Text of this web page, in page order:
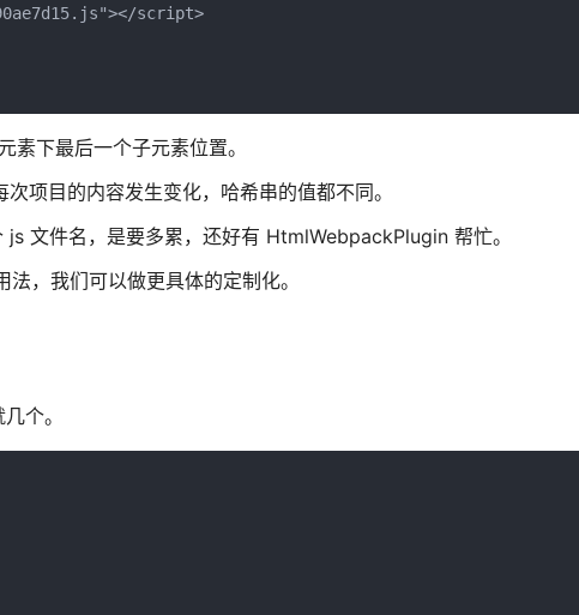
script>
下最后一个子元素位置。
项目的内容发生变化，哈希串的值都不同。
文件名，是要多累，还好有 HtmlWebpackPlugin 帮忙。
，我们可以做更具体的定制化。
个。